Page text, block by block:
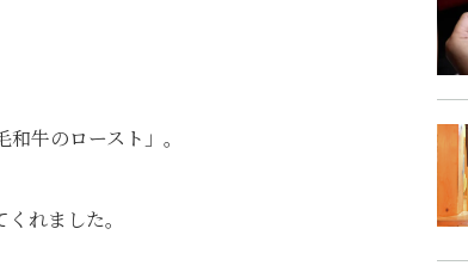
牛のロースト」。
れました。